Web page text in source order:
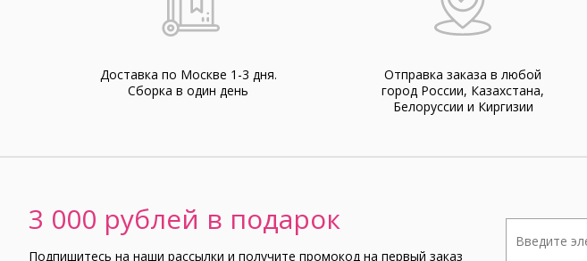
Доставка по Москве 1-3 дня.
Cборка в один день
Отправка заказа в любой
город России, Казахстана,
Белоруссии и Киргизии
3 000 рублей в подарок
Подпишитесь на наши рассылки и получите промокод на первый заказ